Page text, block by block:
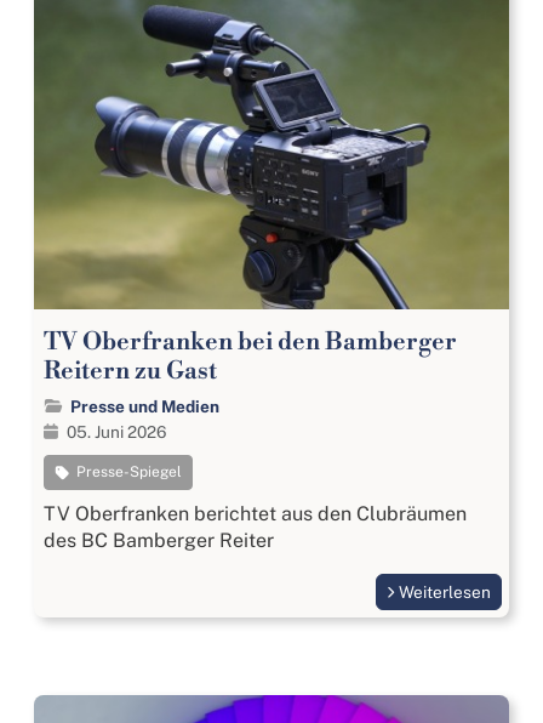
TV Oberfranken bei den Bamberger
Reitern zu Gast
Presse und Medien
05. Juni 2026
Presse-Spiegel
TV Oberfranken berichtet aus den Clubräumen
des BC Bamberger Reiter
Weiterlesen